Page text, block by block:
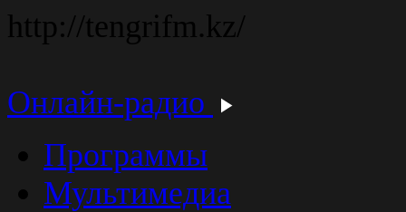
http://tengrifm.kz/
Онлайн-радио
Программы
Мультимедиа